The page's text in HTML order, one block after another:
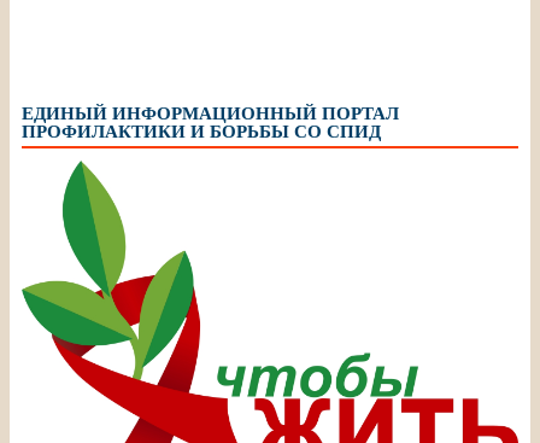
ЕДИНЫЙ ИНФОРМАЦИОННЫЙ ПОРТАЛ
ПРОФИЛАКТИКИ И БОРЬБЫ СО СПИД